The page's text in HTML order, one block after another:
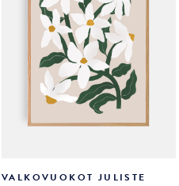
valinnat
tuotteen
VALKOVUOKOT JULISTE